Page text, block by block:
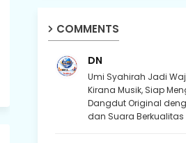
COMMENTS
DN
Umi Syahirah Jadi
Kirana Musik, Siap
Dangdut Original
dan Suara Berkualitas